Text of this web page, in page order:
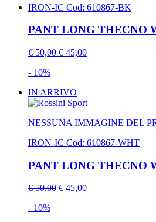
IRON-IC Cod: 610867-BK
PANT LONG THECNO
€ 50,00 € 45,00
- 10%
IN ARRIVO
NESSUNA IMMAGINE DEL
IRON-IC Cod: 610867-WHT
PANT LONG THECNO
€ 50,00 € 45,00
- 10%